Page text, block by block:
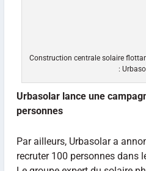
Construction centrale solaire
:
Urbasolar lance une
personnes
Par ailleurs, Urbasolar a
recruter 100 personnes dans